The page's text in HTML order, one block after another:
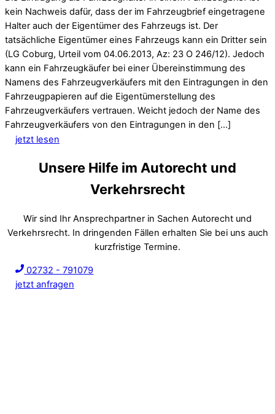
kein Nachweis dafür, dass der im Fahrzeugbrief eingetragene
Halter auch der Eigentümer des Fahrzeugs ist. Der
tatsächliche Eigentümer eines Fahrzeugs kann ein Dritter sein
(LG Coburg, Urteil vom 04.06.2013, Az: 23 O 246/12). Jedoch
kann ein Fahrzeugkäufer bei einer Übereinstimmung des
Namens des Fahrzeugverkäufers mit den Eintragungen in den
Fahrzeugpapieren auf die Eigentümerstellung des
Fahrzeugverkäufers vertrauen. Weicht jedoch der Name des
Fahrzeugverkäufers von den Eintragungen in den […]
jetzt lesen
Unsere Hilfe im Autorecht und
Verkehrsrecht
Wir sind Ihr Ansprechpartner in Sachen Autorecht und
Verkehrsrecht. In dringenden Fällen erhalten Sie bei uns auch
kurzfristige Termine.
02732 - 791079
jetzt anfragen